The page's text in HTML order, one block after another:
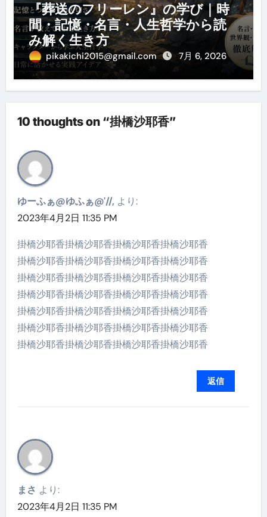
『葬送のフリーレン』の学び｜時
間・記憶・名言・人生哲学から読
み解く生き方
pikakichi2015@gmail.com 7月 6, 2026
10 thoughts on “掛橋沙耶香”
ゆーふぁ@ゆふぁ@'//, より:
2023年4月2日 11:35 PM
掛橋沙耶香掛橋沙耶香掛橋沙耶香掛橋沙耶香
掛橋沙耶香掛橋沙耶香掛橋沙耶香掛橋沙耶香
掛橋沙耶香掛橋沙耶香掛橋沙耶香掛橋沙耶香
掛橋沙耶香掛橋沙耶香掛橋沙耶香掛橋沙耶香
掛橋沙耶香掛橋沙耶香掛橋沙耶香掛橋沙耶香
掛橋沙耶香掛橋沙耶香掛橋沙耶香掛橋沙耶香
掛橋沙耶香掛橋沙耶香掛橋沙耶香掛橋沙耶香
返信
まさ より:
2023年4月2日 11:35 PM